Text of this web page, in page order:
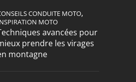
CONDUITE MOTO,
MOTO
avancées pour
prendre les virages
montagne